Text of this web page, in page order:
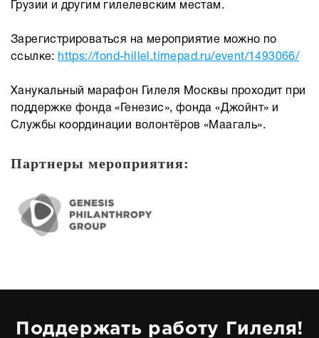
Грузии и другим гилелевским местам.
Зарегистрироваться на мероприятие можно по
ссылке: https://fond-hillel.timepad.ru/event/1493066/
Ханукальный марафон Гилеля Москвы проходит при
поддержке фонда «Генезис», фонда «Джойнт» и
Службы координации волонтёров «Маагаль».
Партнеры мероприятия:
Поддержать работу Гилеля!